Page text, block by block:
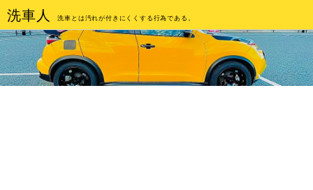
洗車人 洗車とは汚れが付きにくくする行為である。